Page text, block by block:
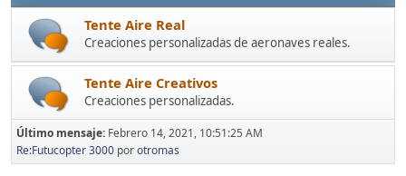
Tente Aire Real
Creaciones personalizadas de aeronaves reales.
Tente Aire Creativos
Creaciones personalizadas.
Último mensaje: Febrero 14, 2021, 10:51:25 AM
Re:Futucopter 3000 porotromas